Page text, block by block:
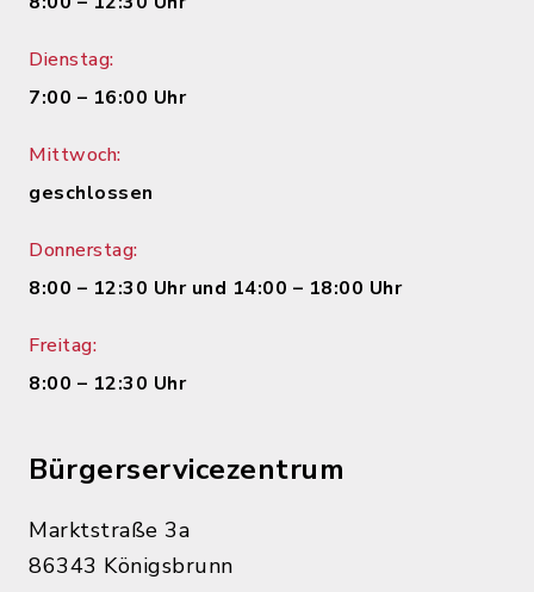
Dienstag:
7:00 – 16:00 Uhr
Mittwoch:
geschlossen
Donnerstag:
8:00 – 12:30 Uhr und 14:00 – 18:00 Uhr
Freitag:
8:00 – 12:30 Uhr
Bürgerservicezentrum
Marktstraße 3a
86343 Königsbrunn